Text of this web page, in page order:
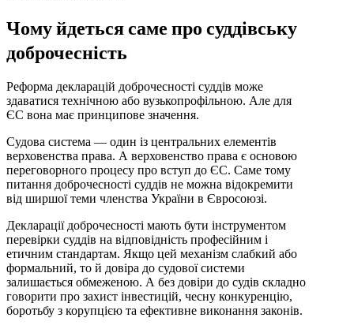
Чому йдеться саме про суддівську
доброчесність
Реформа декларацій доброчесності суддів може
здаватися технічною або вузькопрофільною. Але для
ЄС вона має принципове значення.
Судова система — один із центральних елементів
верховенства права. А верховенство права є основою
переговорного процесу про вступ до ЄС. Саме тому
питання доброчесності суддів не можна відокремити
від ширшої теми членства України в Євросоюзі.
Декларації доброчесності мають бути інструментом
перевірки суддів на відповідність професійним і
етичним стандартам. Якщо цей механізм слабкий або
формальний, то й довіра до судової системи
залишається обмеженою. А без довіри до судів складно
говорити про захист інвестицій, чесну конкуренцію,
боротьбу з корупцією та ефективне виконання законів.